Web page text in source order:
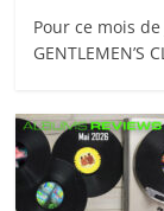
Pour ce mois
GENTLEMEN’S